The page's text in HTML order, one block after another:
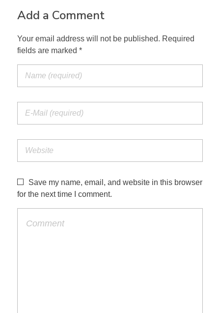
Add a Comment
Your email address will not be published. Required
fields are marked *
Save my name, email, and website in this browser
for the next time I comment.